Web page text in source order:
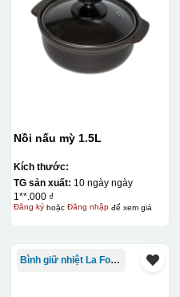
Nồi nấu mỳ 1.5L
Kích thước:
TG sản xuất: 10 ngày ngày
1**.000 ₫
Đăng kýhoặc Đăng nhậpđể xem giá
Bình giữ nhiệt La Fonte